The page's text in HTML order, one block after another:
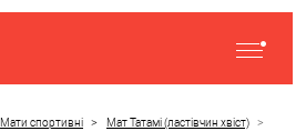
Мати спортивні > Мат Татамі (ластівчин хвіст) >